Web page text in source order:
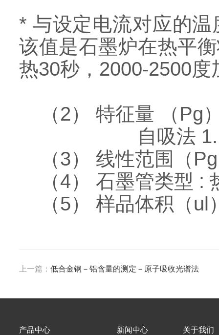
* 与设定电流对应的
该值是石墨炉在热平
热30秒，2000-2500
（2） 特征量 （Pg
自吸法
（3） 线性范围（
（4） 石墨管类型 :
（5） 样品体积（ul
上一篇： 低合金钢－铝含量的测定－原子吸收光谱法
产品中心 新闻中心 关于我们